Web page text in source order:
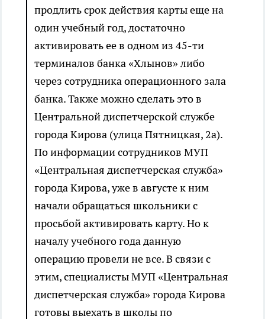
продлить срок действия карты еще на
один учебный год, достаточно
активировать ее в одном из 45-ти
терминалов банка «Хлынов» либо
через сотрудника операционного зала
банка. Также можно сделать это в
Центральной диспетчерской службе
города Кирова (улица Пятницкая, 2а).
По информации сотрудников МУП
«Центральная диспетчерская служба»
города Кирова, уже в августе к ним
начали обращаться школьники с
просьбой активировать карту. Но к
началу учебного года данную
операцию провели не все. В связи с
этим, специалисты МУП «Центральная
диспетчерская служба» города Кирова
готовы выехать в школы по